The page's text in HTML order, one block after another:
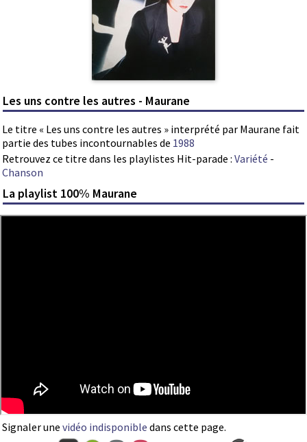
Les uns contre les autres - Maurane
Le titre « Les uns contre les autres » interprété par Maurane fait
partie des tubes incontournables de 1988
Retrouvez ce titre dans les playlistes Hit-parade : Variété -
Chanson
La playlist 100% Maurane
Signaler une vidéo indisponible dans cette page.